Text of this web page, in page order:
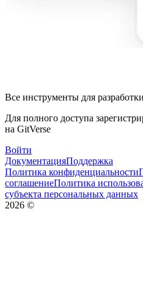
Все инструменты для
Для полного доступа
на GitVerse
Войти
ДокументацияПоддержка
Политика конфиденциальности
соглашениеПолитика
субъекта персональных данных
2026 ©